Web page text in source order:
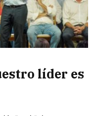
líder es